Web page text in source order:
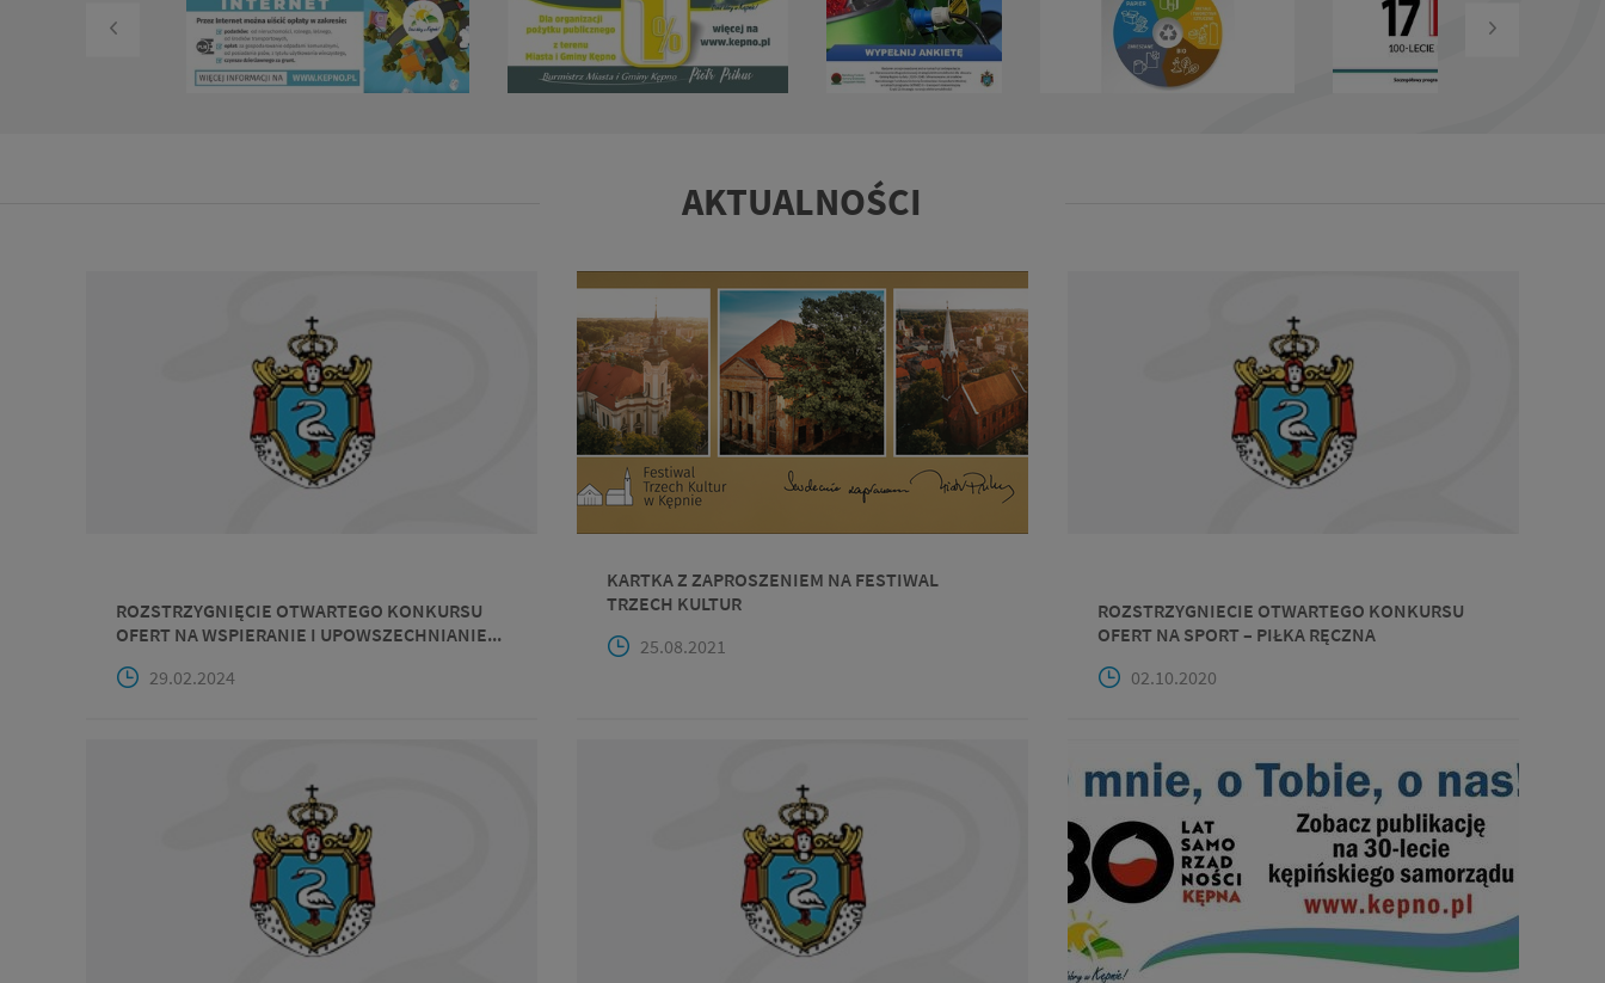
AKTUALNOŚCI
ROZSTRZYGNIĘCIE OTWARTEGO KONKURSU
OFERT NA WSPIERANIE I UPOWSZECHNIANIE...
29.02.2024
KARTKA Z ZAPROSZENIEM NA FESTIWAL
TRZECH KULTUR
25.08.2021
ROZSTRZYGNIECIE OTWARTEGO KONKURSU
OFERT NA SPORT – PIŁKA RĘCZNA
02.10.2020